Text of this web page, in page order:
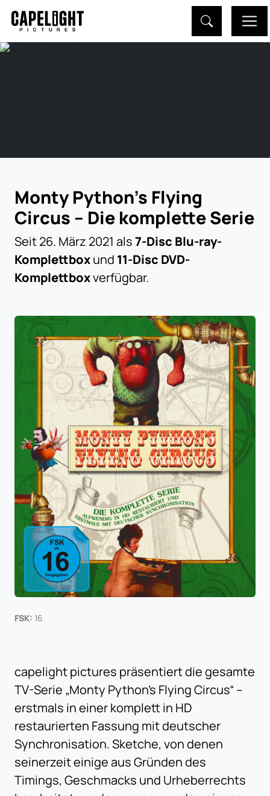
Monty Python’s Flying
Circus – Die komplette Serie
Seit 26. März 2021 als7-Disc Blu-ray-
Komplettboxund 11-Disc DVD-
Komplettboxverfügbar.
FSK: 16
capelight pictures präsentiert die gesamte
TV-Serie „Monty Python’s Flying Circus“ –
erstmals in einer komplett in HD
restaurierten Fassung mit deutscher
Synchronisation. Sketche, von denen
seinerzeit einige aus Gründen des
Timings, Geschmacks und Urheberrechts